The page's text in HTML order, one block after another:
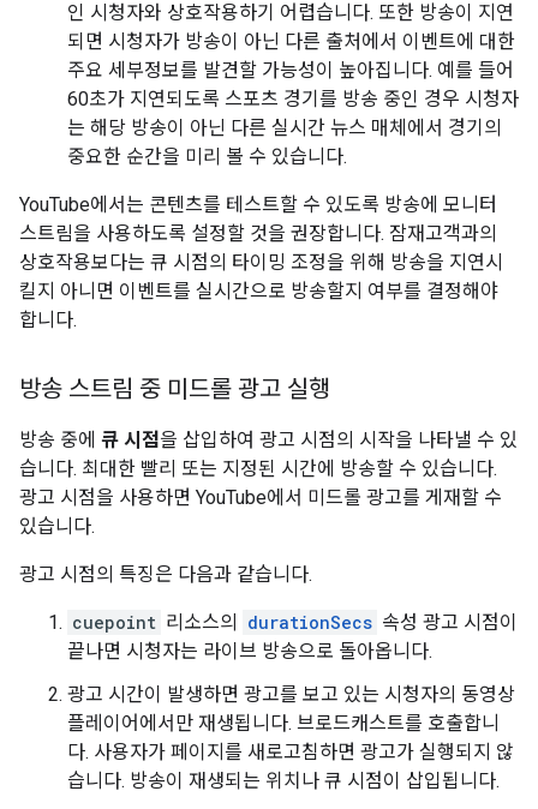
인 시청자와 상호작용하기 어렵습니다. 또한 방송이 지연
되면 시청자가 방송이 아닌 다른 출처에서 이벤트에 대한
주요 세부정보를 발견할 가능성이 높아집니다. 예를 들어
60초가 지연되도록 스포츠 경기를 방송 중인 경우 시청자
는 해당 방송이 아닌 다른 실시간 뉴스 매체에서 경기의
중요한 순간을 미리 볼 수 있습니다.
YouTube에서는 콘텐츠를 테스트할 수 있도록 방송에 모니터
스트림을 사용하도록 설정할 것을 권장합니다. 잠재고객과의
상호작용보다는 큐 시점의 타이밍 조정을 위해 방송을 지연시
킬지 아니면 이벤트를 실시간으로 방송할지 여부를 결정해야
합니다.
방송 스트림 중 미드롤 광고 실행
방송 중에 큐 시점을 삽입하여 광고 시점의 시작을 나타낼 수 있
습니다. 최대한 빨리 또는 지정된 시간에 방송할 수 있습니다.
광고 시점을 사용하면 YouTube에서 미드롤 광고를 게재할 수
있습니다.
광고 시점의 특징은 다음과 같습니다.
cuepoint 리소스의 durationSecs 속성 광고 시점이
끝나면 시청자는 라이브 방송으로 돌아옵니다.
광고 시간이 발생하면 광고를 보고 있는 시청자의 동영상
플레이어에서만 재생됩니다. 브로드캐스트를 호출합니
다. 사용자가 페이지를 새로고침하면 광고가 실행되지 않
습니다. 방송이 재생되는 위치나 큐 시점이 삽입됩니다.